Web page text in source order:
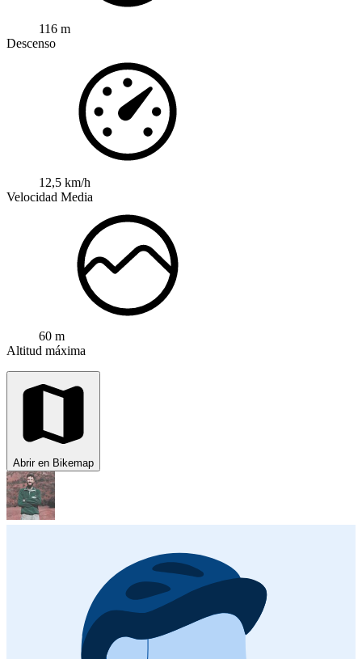
116 m
Descenso
12,5 km/h
Velocidad Media
60 m
Altitud máxima
Abrir en Bikemap